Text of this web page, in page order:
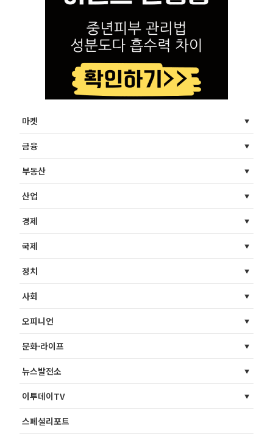
마켓
금융
부동산
산업
경제
국제
정치
사회
오피니언
문화·라이프
뉴스발전소
이투데이TV
스페셜리포트